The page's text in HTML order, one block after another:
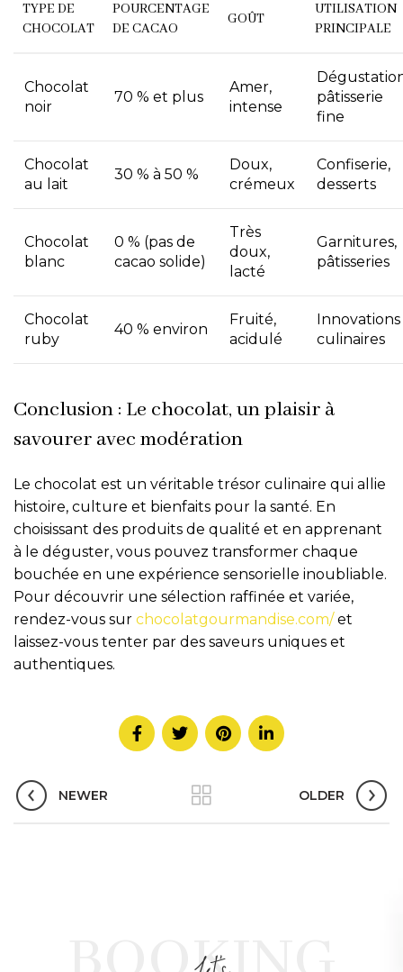
TYPE DE
CHOCOLAT
POURCENTAGE
DE CACAO
GOÛT
UTILISATION
PRINCIPALE
Chocolat
noir
70 % et plus
Amer,
intense
pâtisserie
fine
Chocolat
au lait
30 % à 50 %
Doux,
crémeux
Confiserie,
desserts
Chocolat
blanc
0 % (pas de
cacao solide)
Très
doux,
lacté
Garnitures,
pâtisseries
Chocolat
ruby
40 % environ
Fruité,
acidulé
Innovations
culinaires
Conclusion : Le chocolat, un plaisir à
savourer avec modération
Le chocolat est un véritable trésor culinaire qui allie
histoire, culture et bienfaits pour la santé. En
choisissant des produits de qualité et en apprenant
à le déguster, vous pouvez transformer chaque
bouchée en une expérience sensorielle inoubliable.
Pour découvrir une sélection raffinée et variée,
rendez-vous sur chocolatgourmandise.com/ et
laissez-vous tenter par des saveurs uniques et
authentiques.
NEWER OLDER